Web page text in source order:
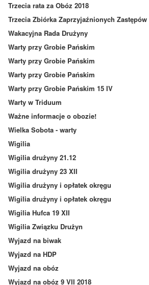
Trzecia rata za Obóz 2018
Trzecia Zbiórka Zaprzyjaźnionych Zastępów
Wakacyjna Rada Drużyny
Warty przy Grobie Pańskim
Warty przy Grobie Pańskim
Warty przy Grobie Pańskim
Warty przy Grobie Pańskim 15 IV
Warty w Triduum
Ważne informacje o obozie!
Wielka Sobota - warty
Wigilia
Wigilia drużyny 21.12
Wigilia drużyny 23 XII
Wigilia drużyny i opłatek okręgu
Wigilia drużyny i opłatek okręgu
Wigilia Hufca 19 XII
Wigilia Związku Drużyn
Wyjazd na biwak
Wyjazd na HDP
Wyjazd na obóz
Wyjazd na obóz 9 VII 2018